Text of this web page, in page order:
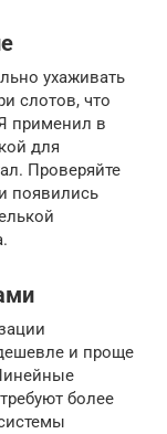
ухаживать
слотов, что
применил в
для
Проверяйте
появились
и проще
более